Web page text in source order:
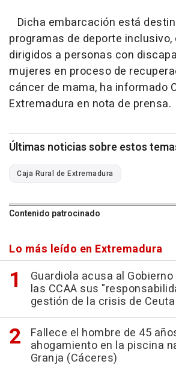
Dicha embarcación está
programas de deporte
dirigidos a personas con
mujeres en proceso de
cáncer de mama, ha informado
Extremadura en nota de prensa.
Últimas noticias sobre estos
Caja Rural de Extremadura
Contenido patrocinado
Lo más leído en Extremadura
Guardiola acusa al
las CCAA sus
gestión de la crisis de Ceuta
Fallece el hombre de 45
ahogamiento en la piscina
Granja (Cáceres)